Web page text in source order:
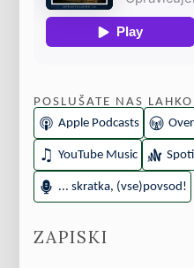
POSLUŠATE NAS
Apple Podcasts
YouTube Music
... skratka, (vse)povsod!
ZAPISKI